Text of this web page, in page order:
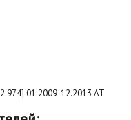
01.2009-12.2013 AT